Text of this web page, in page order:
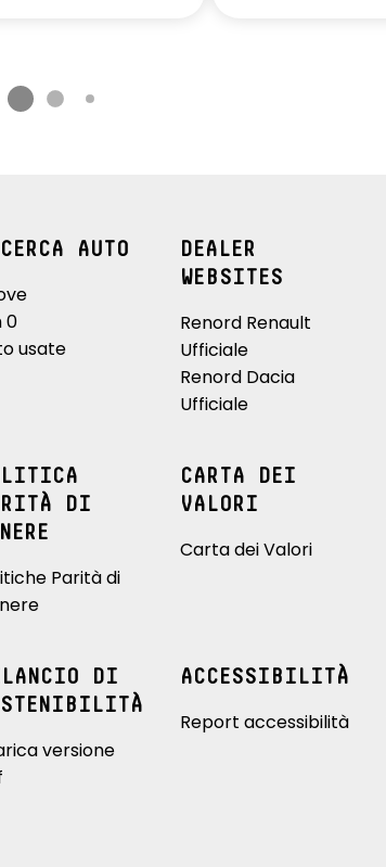
AUTO
0
usate
DEALER
WEBSITES
Renord Renault
Ufficiale
Renord Dacia
Ufficiale
DI
Parità di
CARTA DEI
VALORI
Carta dei Valori
DI
versione
ACCESSIBILITÀ
Report accessibilità